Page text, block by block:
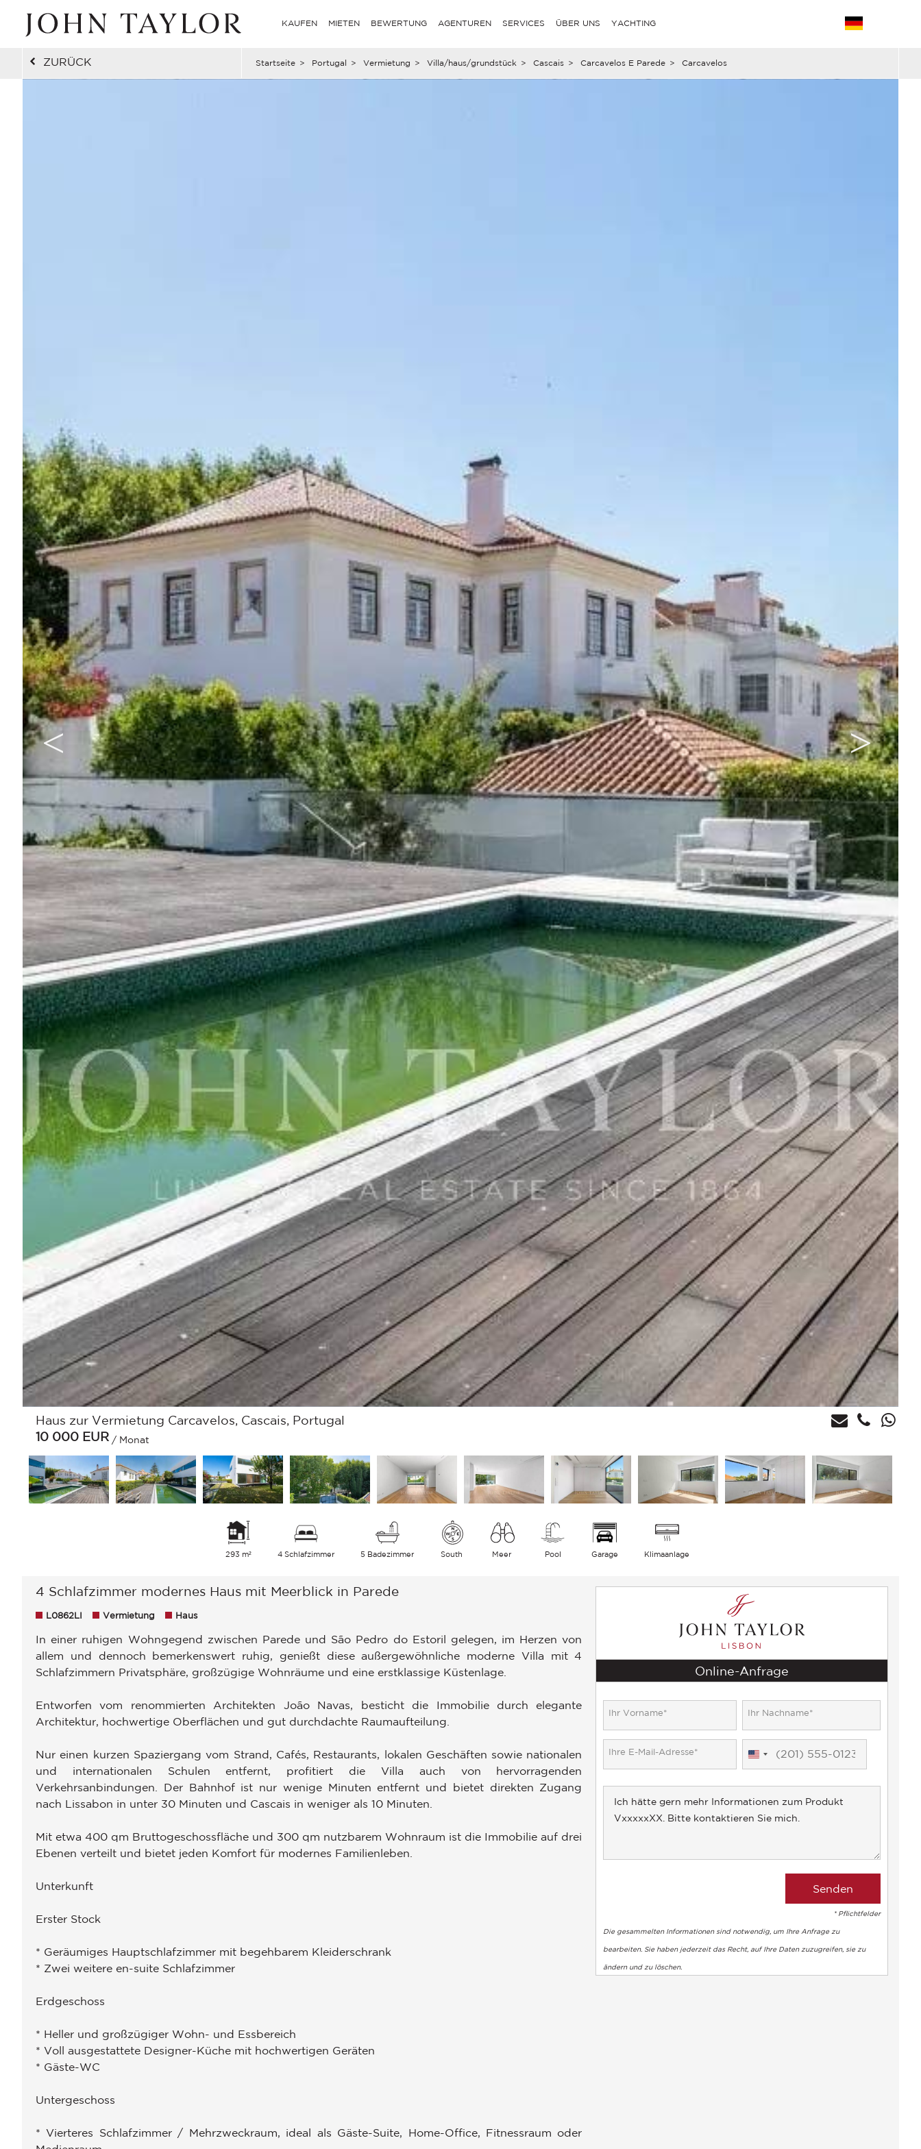
KAUFEN MIETEN BEWERTUNG AGENTUREN SERVICES ÜBER UNS YACHTING
ZURÜCK Startseite > Portugal > Vermietung > Villa/haus/grundstück > Cascais > Carcavelos E Parede > Carcavelos
Haus zur Vermietung Carcavelos, Cascais, Portugal
10 000 EUR / Monat
293 m² 4 Schlafzimmer 5 Badezimmer South Meer Pool Garage Klimaanlage
4 Schlafzimmer modernes Haus mit Meerblick in Parede
L0862LI Vermietung Haus
In einer ruhigen Wohngegend zwischen Parede und São Pedro do Estoril gelegen, im Herzen von
allem und dennoch bemerkenswert ruhig, genießt diese außergewöhnliche moderne Villa mit 4
Schlafzimmern Privatsphäre, großzügige Wohnräume und eine erstklassige Küstenlage.
Entworfen vom renommierten Architekten João Navas, besticht die Immobilie durch elegante
Architektur, hochwertige Oberflächen und gut durchdachte Raumaufteilung.
Nur einen kurzen Spaziergang vom Strand, Cafés, Restaurants, lokalen Geschäften sowie nationalen
und internationalen Schulen entfernt, profitiert die Villa auch von hervorragenden
Verkehrsanbindungen. Der Bahnhof ist nur wenige Minuten entfernt und bietet direkten Zugang
nach Lissabon in unter 30 Minuten und Cascais in weniger als 10 Minuten.
Mit etwa 400 qm Bruttogeschossfläche und 300 qm nutzbarem Wohnraum ist die Immobilie auf drei
Ebenen verteilt und bietet jeden Komfort für modernes Familienleben.
Unterkunft
Erster Stock
* Geräumiges Hauptschlafzimmer mit begehbarem Kleiderschrank
* Zwei weitere en-suite Schlafzimmer
Erdgeschoss
* Heller und großzügiger Wohn- und Essbereich
* Voll ausgestattete Designer-Küche mit hochwertigen Geräten
* Gäste-WC
Untergeschoss
* Vierteres Schlafzimmer / Mehrzweckraum, ideal als Gäste-Suite, Home-Office, Fitnessraum oder
Online-Anfrage
United
* Pflichtfelder
Die gesammelten Informationen sind notwendig, um Ihre Anfrage zu
bearbeiten. Sie haben jederzeit das Recht, auf Ihre Daten zuzugreifen, sie zu
ändern und zu löschen.